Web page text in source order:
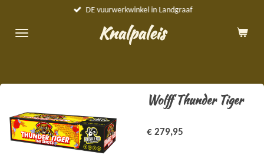
naar
Knalpaleis
DE vuurwerkwinkel in Landgraaf
Wolff Thunder Tiger
€ 279,95